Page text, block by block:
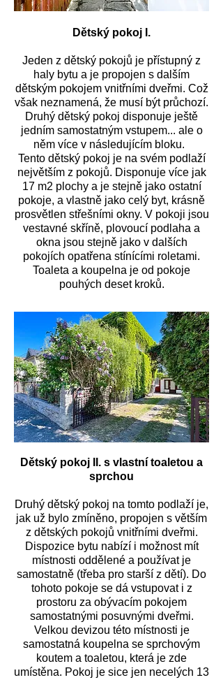
Dětský pokoj I.
Jeden z dětský pokojů je přístupný z
haly bytu a je propojen s dalším
dětským pokojem vnitřními dveřmi. Což
však neznamená, že musí být průchozí.
Druhý dětský pokoj disponuje ještě
jedním samostatným vstupem... ale o
něm více v následujícím bloku.
Tento dětský pokoj je na svém podlaží
největším z pokojů. Disponuje více jak
17 m2 plochy a je stejně jako ostatní
pokoje, a vlastně jako celý byt, krásně
prosvětlen střešními okny. V pokoji jsou
vestavné skříně, plovoucí podlaha a
okna jsou stejně jako v dalších
pokojích opatřena stínícími roletami.
Toaleta a koupelna je od pokoje
pouhých deset kroků.
Dětský pokoj II. s vlastní toaletou a
sprchou
Druhý dětský pokoj na tomto podlaží je,
jak už bylo zmíněno, propojen s větším
z dětských pokojů vnitřními dveřmi.
Dispozice bytu nabízí i možnost mít
místnosti oddělené a používat je
samostatně (třeba pro starší z dětí). Do
tohoto pokoje se dá vstupovat i z
prostoru za obývacím pokojem
samostatnými posuvnými dveřmi.
Velkou devizou této místnosti je
samostatná koupelna se sprchovým
koutem a toaletou, která je zde
umístěna. Pokoj je sice jen necelých 13